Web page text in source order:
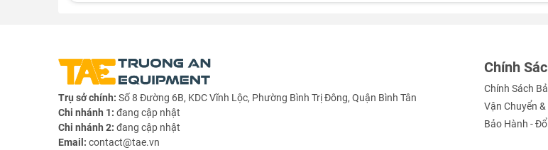
Trụ sở chính: Số 8 Đường 6B, KDC Vĩnh Lộc, Phường Bình Trị Đông, Quận Bình Tân
Chi nhánh 1: đang cập nhật
Chi nhánh 2: đang cập nhật
Email: contact@tae.vn
Chính
Chính Sách
Vận Chuyển
Bảo Hành -